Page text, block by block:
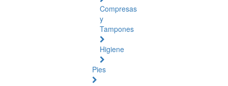
Compresas
y
Tampones
Higiene
Pies